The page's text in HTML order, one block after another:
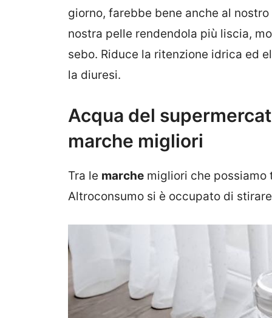
giorno, farebbe bene anche al
nostra pelle rendendola più liscia,
sebo. Riduce la ritenzione idrica ed
la diuresi.
Acqua del
marche migliori
Tra le marche migliori che possiamo
Altroconsumo si è occupato di